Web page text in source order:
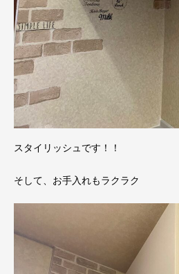
スタイリッシュです！！
そして、お手入れもラクラク